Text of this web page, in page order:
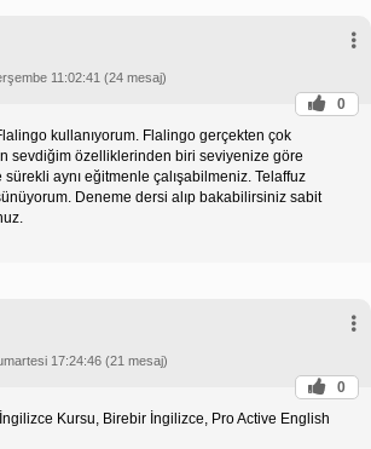
11:02:41 (24 mesaj)
0
kullanıyorum. Flalingo gerçekten çok
sevdiğim özelliklerinden biri seviyenize göre
aynı eğitmenle çalışabilmeniz. Telaffuz
Deneme dersi alıp bakabilirsiniz sabit
17:24:46 (21 mesaj)
0
Kursu, Birebir İngilizce, Pro Active English